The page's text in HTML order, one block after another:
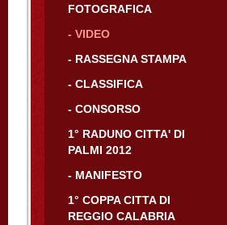
FOTOGRAFICA
- VIDEO
- RASSEGNA STAMPA
- CLASSIFICA
- CONSORSO
1° RADUNO CITTA' DI
PALMI 2012
- MANIFESTO
1° COPPA CITTA DI
REGGIO CALABRIA